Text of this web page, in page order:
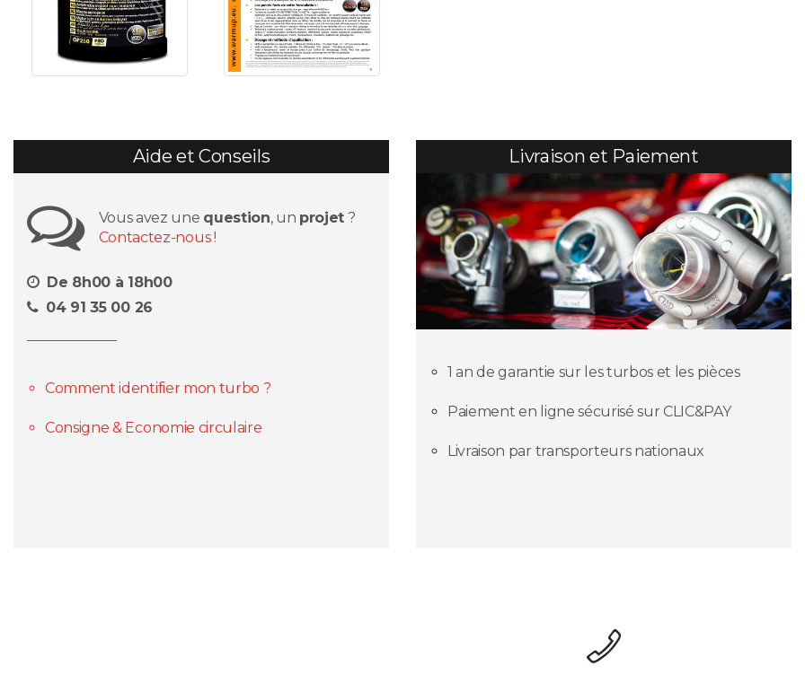
Aide et Conseils
Vous avez une question, un projet ?
Contactez-nous !
De 8h00 à 18h00
04 91 35 00 26
Comment identifier mon turbo ?
Consigne & Economie circulaire
Livraison et Paiement
1 an de garantie sur les turbos et les pièces
Paiement en ligne sécurisé sur CLIC&PAY
Livraison par transporteurs nationaux